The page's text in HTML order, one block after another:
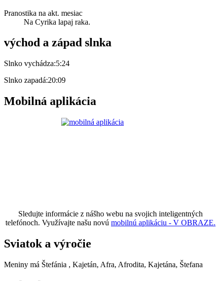
Pranostika na akt. mesiac
Na Cyrika lapaj raka.
východ a západ slnka
Slnko vychádza:5:24
Slnko zapadá:20:09
Mobilná aplikácia
Sledujte informácie z nášho webu na svojich inteligentných
telefónoch. Využívajte našu novú mobilnú aplikáciu - V OBRAZE.
Sviatok a výročie
Meniny má Štefánia , Kajetán, Afra, Afrodita, Kajetána, Štefana